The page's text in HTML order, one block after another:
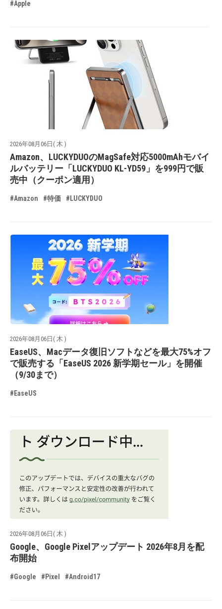
#Apple
2026年08月06日( 木 )
Amazon、LUCKYDUOのMagSafe対応5000mAhモバイ
ルバッテリー「LUCKYDUO KL-YD59」を999円で販
売中（クーポン適用）
#Amazon #特価 #LUCKYDUO
2026年08月06日( 木 )
EaseUS、Macデータ復旧ソフトなどを最大75%オフ
で販売する「EaseUS 2026 新学期セール」を開催
（9/30まで）
#EaseUS
2026年08月06日( 木 )
Google、Google Pixelアップデート 2026年8月を配
布開始
#Google #Pixel #Android17